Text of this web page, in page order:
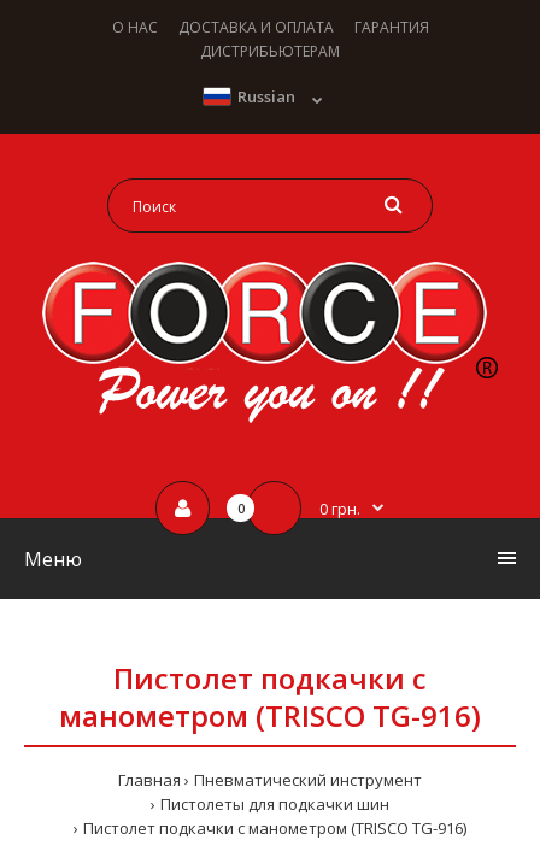
О НАС ДОСТАВКА И ОПЛАТА
ГАРАНТИЯ
ДИСТРИБЬЮТЕРАМ
Russian
0 0 грн.
Меню
Пистолет подкачки с
манометром (TRISCO TG-916)
Главная
Пневматический инструмент
Пистолеты для подкачки шин
Пистолет подкачки с манометром (TRISCO TG-916)